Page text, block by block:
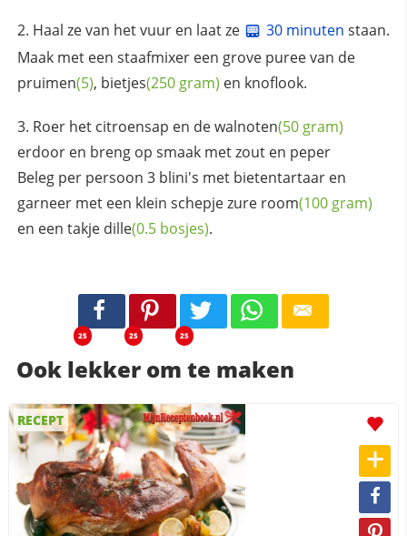
Haal ze van het vuur en laat ze 30 minuten staan.
Maak met een staafmixer een grove puree van de
pruimen(5), bietjes(250 gram) en knoflook.
Roer het citroensap en dewalnoten(50 gram)
erdoor en breng op smaak met zout en peper
Beleg per persoon 3 blini's met bietentartaar en
garneer met een klein schepje zure room(100 gram)
en een takje dille(0.5 bosjes).
25 25 25
Ook lekker om te maken
RECEPT